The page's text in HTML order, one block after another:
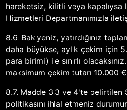
hareketsiz, kilitli veya kapalıysa
Hizmetleri Departmanımızla
8.6. Bakiyeniz, yatırdığınız
daha büyükse, aylık çekim için
para birimi) ile sınırlı
maksimum çekim tutarı 10.000
8.7. Madde 3.3 ve 4'te belirtilen
politikasını ihlal etmeniz